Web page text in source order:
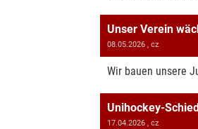
Unser Verein
08.05.2026 , cz
Wir bauen unsere
Unihockey-
17.04.2026 , cz